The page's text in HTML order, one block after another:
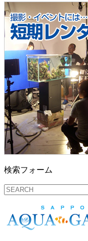
検索フォーム